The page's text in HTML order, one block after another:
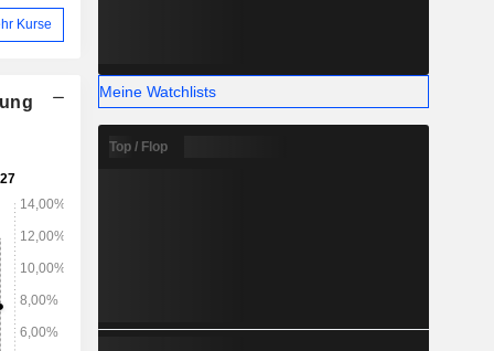
Kurse
Meine Watchlists
Top / Flop